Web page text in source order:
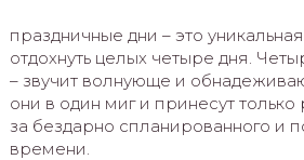
праздничные дни – это
отдохнуть целых четыре дня.
– звучит волнующе и
они в один миг и принесут
за бездарно спланированного и
времени.